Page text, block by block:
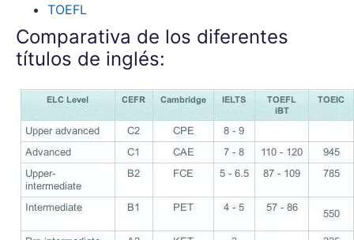
TOEFL
Comparativa de los diferentes
títulos de inglés: